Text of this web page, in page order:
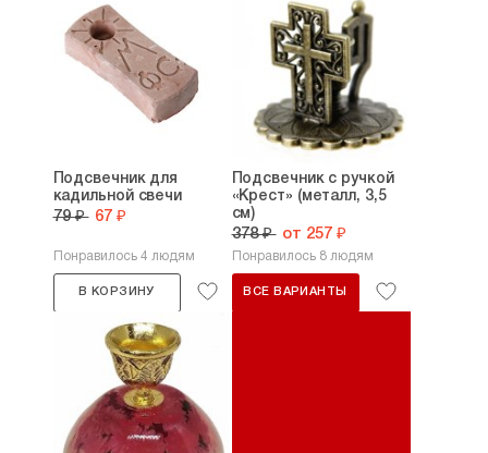
Подсвечник для
кадильной свечи
79 ₽ 67 ₽
Понравилось 4 людям
В КОРЗИНУ
Подсвечник с ручкой
«Крест» (металл, 3,5
см)
378 ₽ от 257 ₽
Понравилось 8 людям
ВСЕ ВАРИАНТЫ